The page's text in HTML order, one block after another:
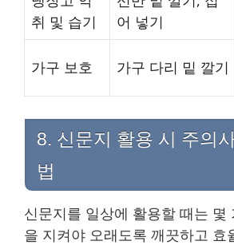
취 및 습기
어 넣기
가구 보호 가구 다리 밑 깔기
8. 신문지 활용 시 주의
법
신문지를 일상에 활용할 때는 몇
을 지켜야 오래도록 깨끗하고 효